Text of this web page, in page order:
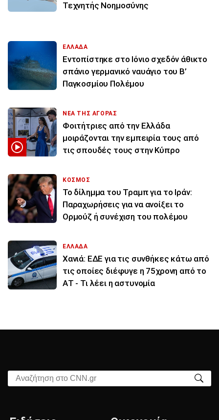
Τεχνητής Νοημοσύνης
ΕΛΛΑΔΑ
Εντοπίστηκε στο Ιόνιο σχεδόν άθικτο
σπάνιο γερμανικό ναυάγιο του Β’
Παγκοσμίου Πολέμου
ΝΕΑ ΤΗΣ ΑΓΟΡΑΣ
Φοιτήτριες από την Ελλάδα
μοιράζονται την εμπειρία τους από
τις σπουδές τους στην Κύπρο
ΚΟΣΜΟΣ
Το δίλημμα του Τραμπ για το Ιράν:
Παραχωρήσεις για να ανοίξει το
Ορμούζ ή συνέχιση του πολέμου
ΕΛΛΑΔΑ
Χανιά: ΕΔΕ για τις συνθήκες κάτω από
τις οποίες διέφυγε η 75χρονη από το
ΑΤ - Τι λέει η αστυνομία
Αναζήτηση στο CNN.gr